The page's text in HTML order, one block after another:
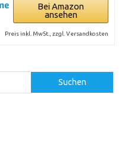
Bei Amazon
ansehen
Preis inkl. MwSt., zzgl. Versandkosten
Suchen